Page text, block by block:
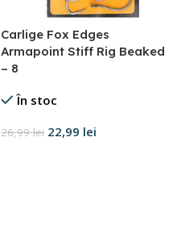
Carlige Fox Edges
Armapoint Stiff Rig Beaked
– 8
În stoc
26,99lei 22,99 lei